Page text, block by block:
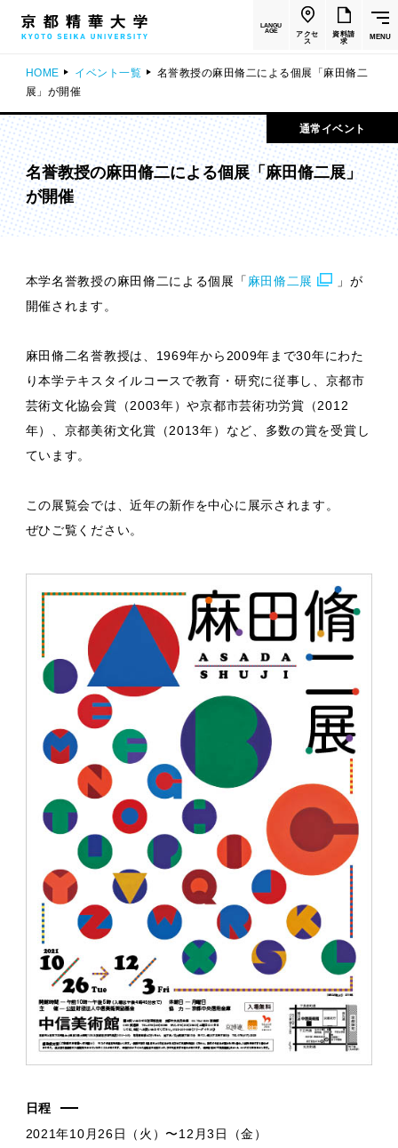
LANGU
AGE
アクセ
ス
資料請
求
MENU
HOME イベント一覧
名誉教授の麻田脩二による個展「麻田脩二
展」が開催
通常イベント
名誉教授の麻田脩二による個展「麻田脩二展」
が開催
本学名誉教授の麻田脩二による個展「 麻田脩二展
」が
開催されます。
麻田脩二名誉教授は、1969年から2009年まで30年にわた
り本学テキスタイルコースで教育・研究に従事し、京都市
芸術文化協会賞（2003年）や京都市芸術功労賞（2012
年）、京都美術文化賞（2013年）など、多数の賞を受賞し
ています。
この展覧会では、近年の新作を中心に展示されます。
ぜひご覧ください。
日程
2021年10月26日（火）〜12月3日（金）